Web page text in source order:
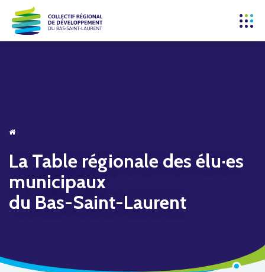
La Table régionale des élu·es
municipaux
du Bas-Saint-Laurent